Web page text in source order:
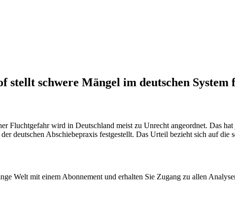
stellt schwere Mängel im deutschen
Fluchtgefahr wird in Deutschland meist zu Unrecht angeordnet. Das
deutschen Abschiebepraxis festgestellt. Das Urteil bezieht sich auf
Welt mit einem Abonnement und erhalten Sie Zugang zu allen